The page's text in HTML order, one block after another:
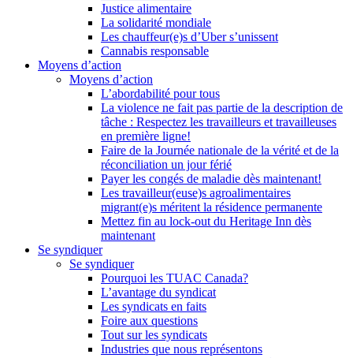
Justice alimentaire
La solidarité mondiale
Les chauffeur(e)s d’Uber s’unissent
Cannabis responsable
Moyens d’action
Moyens d’action
L’abordabilité pour tous
La violence ne fait pas partie de la description de
tâche : Respectez les travailleurs et travailleuses
en première ligne!
Faire de la Journée nationale de la vérité et de la
réconciliation un jour férié
Payer les congés de maladie dès maintenant!
Les travailleur(euse)s agroalimentaires
migrant(e)s méritent la résidence permanente
Mettez fin au lock-out du Heritage Inn dès
maintenant
Se syndiquer
Se syndiquer
Pourquoi les TUAC Canada?
L’avantage du syndicat
Les syndicats en faits
Foire aux questions
Tout sur les syndicats
Industries que nous représentons